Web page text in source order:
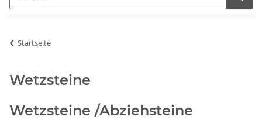
Startseite
Wetzsteine
Wetzsteine /Abziehsteine